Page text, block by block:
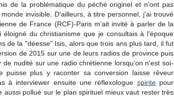
de la problématique du péché originel et n'ont pas
invisible. D'ailleurs, à titre personnel, j'ai trouvé
de France (RCF)-Paris m'ait invité à parler de la
éloigné du christianisme que je consultais à l'époque
de la "déesse" Isis, alors que trois ans plus tard, il fut
de 2015 sur une de leurs radios de province puis
nudité sur une radio chrétienne lorsqu'on n'est soi-
puisse plus y raconter sa conversion laisse rêveur
à interviewer ensuite une réflexologue spiritepour
aussi pollué sur le plan spirituel mieux vaut rester très